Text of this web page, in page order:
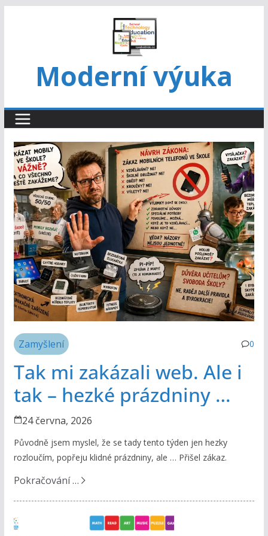
Moderní výuka
Zamyšlení 0
Tak mi zakázali web. Ale i
tak – hezké prázdniny …
24 června, 2026
Původně jsem myslel, že se tady tento týden jen hezky
rozloučím, popřeju klidné prázdniny, ale … Přišel zákaz.
Pokračování …